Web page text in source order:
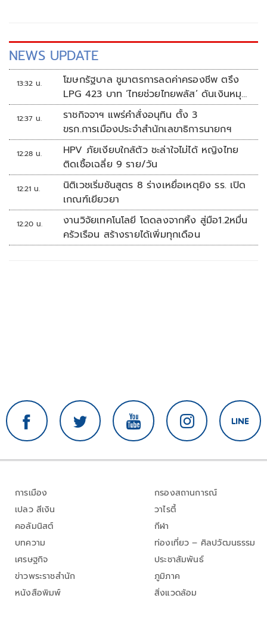
NEWS UPDATE
13:32 น.
โฆษกรัฐบาล ชูมาตรการลดค่าครองชีพ ตรึง
LPG 423 บาท ‘ไทยช่วยไทยพลัส’ ดันเงินหมุน
แสนล้าน
12:37 น.
ราชกิจจาฯ แพร่คำสั่งอนุทิน ตั้ง 3
ขรก.การเมืองประจำสำนักเลขาธิการนายกฯ
12:28 น.
HPV ภัยเงียบใกล้ตัว ชะล่าใจไม่ได้ หญิงไทย
ติดเชื้อเฉลี่ย 9 ราย/วัน
12:21 น.
นิติเวชเริ่มชันสูตร 8 ร่างเหยื่อเหตุยิง รร. เปิด
เกณฑ์เยียวยา
12:20 น.
งานวิจัยเทคโนโลยี โดดลงจากหิ้ง สู่มือ1.2หมื่น
ครัวเรือน สร้างรายได้เพิ่มทุกเดือน
การเมือง
เปลว สีเงิน
คอลัมนิสต์
บทความ
เศรษฐกิจ
ข่าวพระราชสำนัก
หนังสือพิมพ์
กรองสถานการณ์
วาไรตี้
กีฬา
ท่องเที่ยว – ศิลปวัฒนธรรม
ประชาสัมพันธ์
ภูมิภาค
สิ่งแวดล้อม